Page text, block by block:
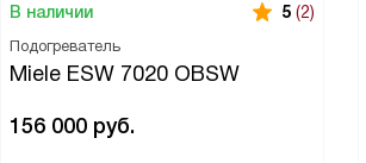
В наличии 5 (2)
Подогреватель
Miele ESW 7020 OBSW
156 000 руб.